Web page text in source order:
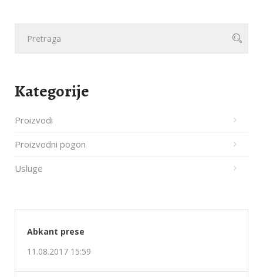
Proizvodi od nehrđajućeg čelika - INOX-a,
08.08.2017 21:35
Metalni dijelovi za namještaj
08.08.2017 18:26
07.08.2017 22:21
Kolica raznih namjena, metalne palete i